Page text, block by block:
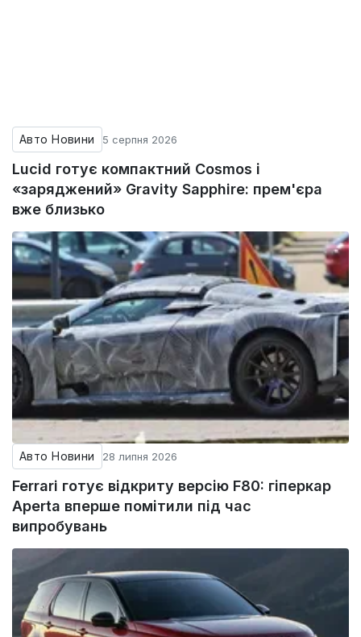
Авто Новини 5 серпня 2026
Lucid готує компактний Cosmos і
«заряджений» Gravity Sapphire: прем'єра
вже близько
Авто Новини 28 липня 2026
Ferrari готує відкриту версію F80: гіперкар
Aperta вперше помітили під час
випробувань